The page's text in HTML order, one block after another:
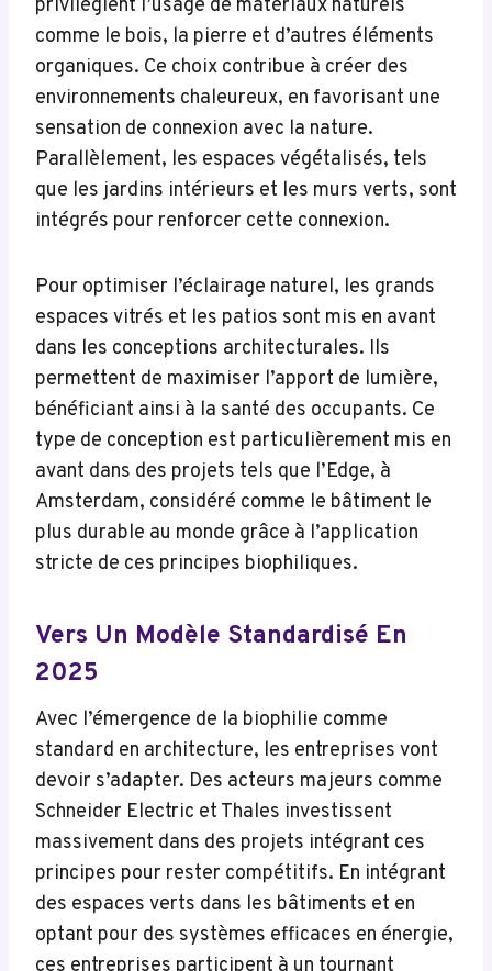
privilégient l’usage de matériaux naturels
comme le bois, la pierre et d’autres éléments
organiques. Ce choix contribue à créer des
environnements chaleureux, en favorisant une
sensation de connexion avec la nature.
Parallèlement, les espaces végétalisés, tels
que les jardins intérieurs et les murs verts, sont
intégrés pour renforcer cette connexion.
Pour optimiser l’éclairage naturel, les grands
espaces vitrés et les patios sont mis en avant
dans les conceptions architecturales. Ils
permettent de maximiser l’apport de lumière,
bénéficiant ainsi à la santé des occupants. Ce
type de conception est particulièrement mis en
avant dans des projets tels que l’Edge, à
Amsterdam, considéré comme le bâtiment le
plus durable au monde grâce à l’application
stricte de ces principes biophiliques.
Vers Un Modèle Standardisé En
2025
Avec l’émergence de la biophilie comme
standard en architecture, les entreprises vont
devoir s’adapter. Des acteurs majeurs comme
Schneider Electric et Thales investissent
massivement dans des projets intégrant ces
principes pour rester compétitifs. En intégrant
des espaces verts dans les bâtiments et en
optant pour des systèmes efficaces en énergie,